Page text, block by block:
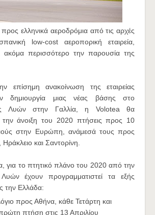
ελληνικά αεροδρόμια από τις αρχές
low-cost αεροπορική εταιρεία,
ακόμα περισσότερο την παρουσία της
επίσημη ανακοίνωση της εταιρείας
δημιουργία μιας νέας βάσης στο
Λυών στην Γαλλία, η Volotea θα
άνοιξη του 2020 πτήσεις προς 10
στην Ευρώπη, ανάμεσά τους προς
και Σαντορίνη.
για το πτητικό πλάνο του 2020 από την
έχουν προγραμματιστεί τα εξής
την Ελλάδα:
προς Αθήνα, κάθε Τετάρτη και
πτήση στις 13 Απριλίου